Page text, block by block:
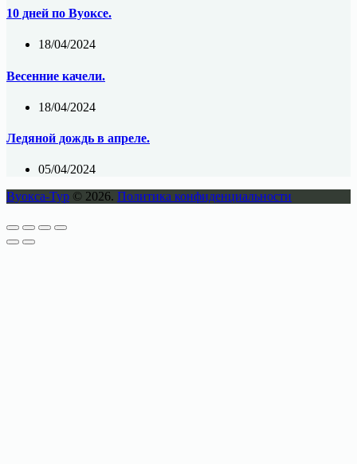
10 дней по Вуоксе.
18/04/2024
Весенние качели.
18/04/2024
Ледяной дождь в апреле.
05/04/2024
Вуокса-Тур © 2026. Политика конфиденциальности